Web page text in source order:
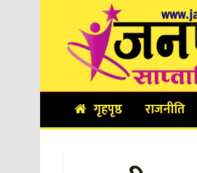
गृहपृष्ठ राजनीति